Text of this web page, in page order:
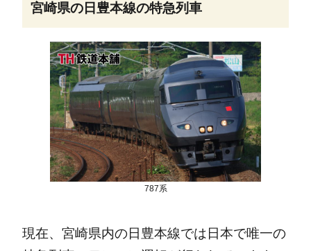
宮崎県の日豊本線の特急列車
787系
現在、宮崎県内の日豊本線では日本で唯一の